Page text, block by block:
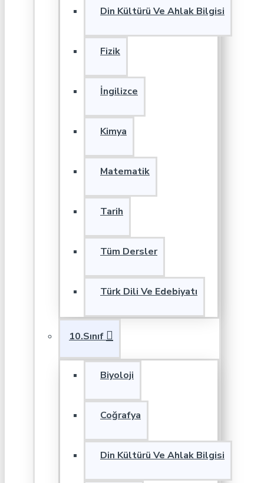
Din Kültürü Ve Ahlak Bilgisi
Fizik
İngilizce
Kimya
Matematik
Tarih
Tüm Dersler
Türk Dili Ve Edebiyatı
10.Sınıf
Biyoloji
Coğrafya
Din Kültürü Ve Ahlak Bilgisi